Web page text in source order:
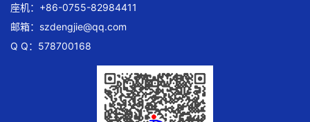
座机：+86-0755-82984411
邮箱： szdengjie@qq.com
Q Q：578700168